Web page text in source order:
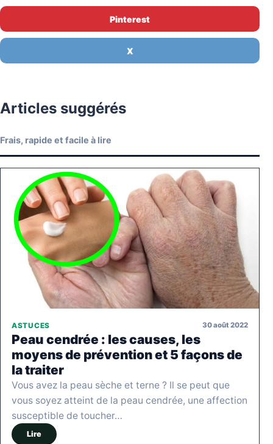
Pinterest
X
Articles suggérés
Frais, rapide et facile à lire
ASTUCES 30 août 2022
Peau cendrée : les causes, les
moyens de prévention et 5 façons de
la traiter
Vous avez la peau sèche et terne ? Il se peut que
vous soyez atteint de la peau cendrée, une affection
susceptible de toucher…
Lire